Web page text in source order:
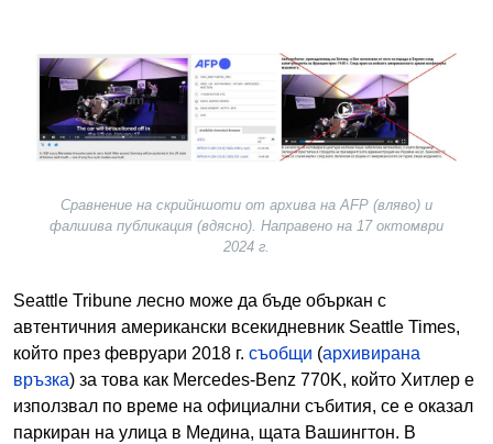
Image
Сравнение на скрийншоти от архива на AFP (вляво) и
фалшива публикация (вдясно). Направено на 17 октомври
2024 г.
Seattle Tribune лесно може да бъде объркан с
автентичния американски всекидневник Seattle Times,
който през февруари 2018 г. съобщи (архивирана
връзка) за това как Mercedes-Benz 770K, който Хитлер е
използвал по време на официални събития, се е оказал
паркиран на улица в Медина, щата Вашингтон. В